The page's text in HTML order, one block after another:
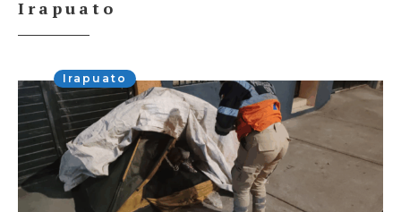
Irapuato
Irapuato